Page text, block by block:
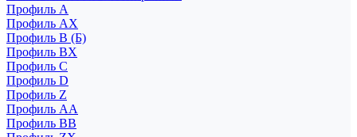
Профиль A
Профиль AX
Профиль B (Б)
Профиль BX
Профиль C
Профиль D
Профиль Z
Профиль АА
Профиль BB